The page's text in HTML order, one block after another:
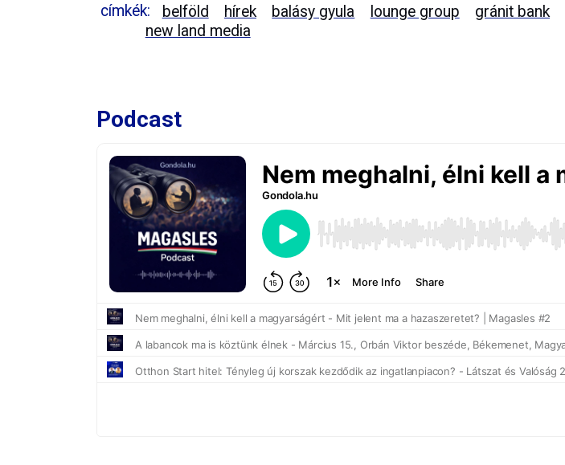
címkék: belföld hírek balásy gyula lounge group gránit bank
new land media
Podcast